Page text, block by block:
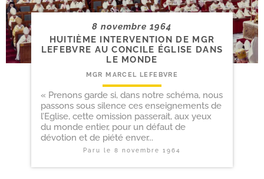
8 novembre 1964
HUITIÈME INTERVENTION DE MGR
LEFEBVRE AU CONCILE ÉGLISE DANS
LE MONDE
MGR MARCEL LEFEBVRE
« Prenons garde si, dans notre schéma, nous
passons sous silence ces enseignements de
l’Eglise, cette omission passerait, aux yeux
du monde entier, pour un défaut de
dévotion et de piété enver...
Paru le 8 novembre 1964